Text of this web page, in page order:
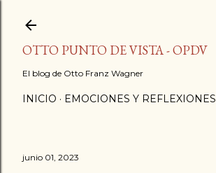
OTTO PUNTO DE VISTA - OPDV
El blog de Otto Franz Wagner
INICIO EMOCIONES Y REFLEXIONES
junio 01, 2023